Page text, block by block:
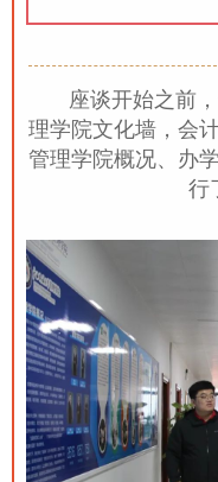
座谈开始之前
理学院文化墙，会
管理学院概况、办
行